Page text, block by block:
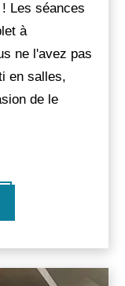
Les séances
à
ne l'avez pas
en salles,
de le